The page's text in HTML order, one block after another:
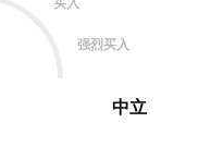
强烈买入
中立